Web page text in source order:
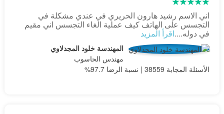
اني الاسم رشيد هارون الحريري في عندي مشكلة في
التجسس على الهاتف كيف عملية الغاء التجسس اني مقيم
في دوله....اقرأ المزيد
المهندسة خلود المجدلاوي
مهندس الحاسوب
الأسئلة المجابة 38559 | نسبة الرضا 97.7%